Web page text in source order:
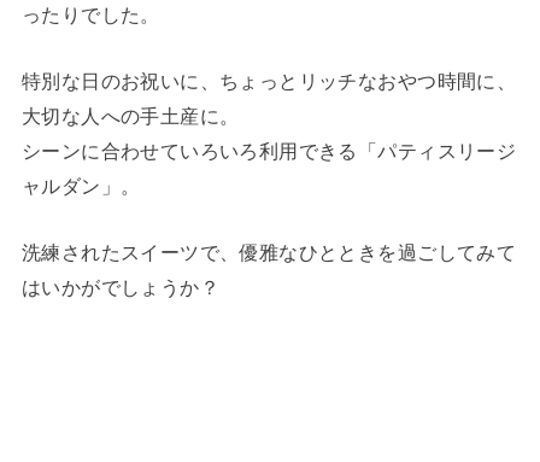
ったりでした。
特別な日のお祝いに、ちょっとリッチなおやつ時間に、
大切な人への手土産に。
シーンに合わせていろいろ利用できる「パティスリージ
ャルダン」。
洗練されたスイーツで、優雅なひとときを過ごしてみて
はいかがでしょうか？